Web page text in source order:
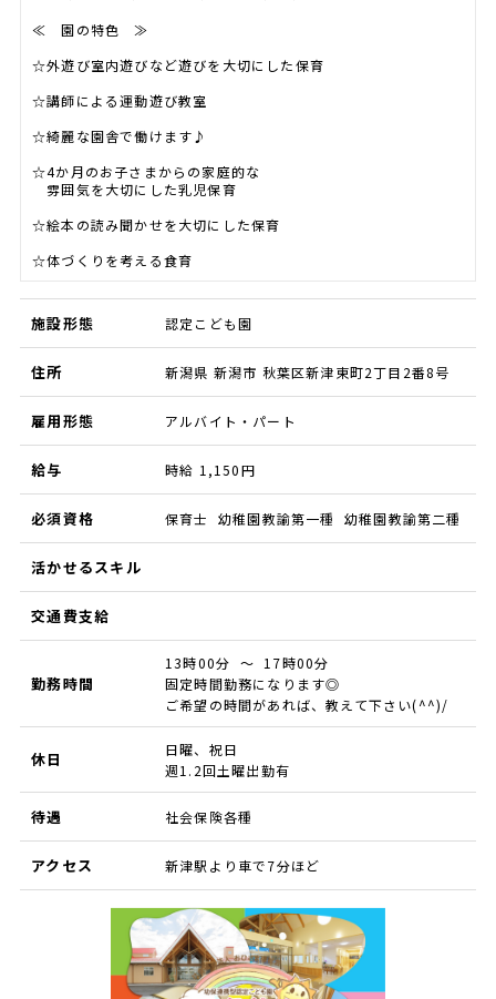
≪ 園の特色 ≫
☆外遊び室内遊びなど遊びを大切にした保育
☆講師による運動遊び教室
☆綺麗な園舎で働けます♪
☆4か月のお子さまからの家庭的な
雰囲気を大切にした乳児保育
☆絵本の読み聞かせを大切にした保育
☆体づくりを考える食育
施設形態 認定こども園
住所 新潟県 新潟市 秋葉区新津東町2丁目2番8号
雇用形態 アルバイト・パート
給与 時給 1,150円
必須資格 保育士 幼稚園教諭第一種 幼稚園教諭第二種
活かせるスキル
交通費支給
勤務時間
13時00分 ～ 17時00分
固定時間勤務になります◎
ご希望の時間があれば、教えて下さい(^^)/
休日
日曜、祝日
週1.2回土曜出勤有
待遇 社会保険各種
アクセス 新津駅より車で7分ほど